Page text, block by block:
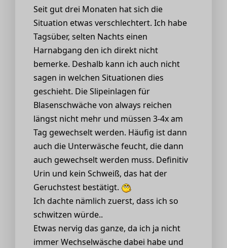
Seit gut drei Monaten hat sich die
Situation etwas verschlechtert. Ich habe
Tagsüber, selten Nachts einen
Harnabgang den ich direkt nicht
bemerke. Deshalb kann ich auch nicht
sagen in welchen Situationen dies
geschieht. Die Slipeinlagen für
Blasenschwäche von always reichen
längst nicht mehr und müssen 3-4x am
Tag gewechselt werden. Häufig ist dann
auch die Unterwäsche feucht, die dann
auch gewechselt werden muss. Definitiv
Urin und kein Schweiß, das hat der
Geruchstest bestätigt.
Ich dachte nämlich zuerst, dass ich so
schwitzen würde..
Etwas nervig das ganze, da ich ja nicht
immer Wechselwäsche dabei habe und